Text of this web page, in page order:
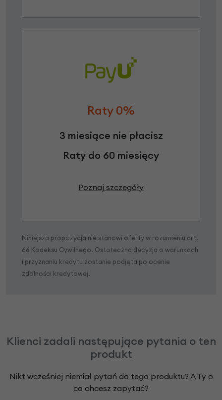
Raty 0%
3 miesiące nie płacisz
Raty do 60 miesięcy
Poznaj szczegóły
Niniejsza propozycja nie stanowi oferty w rozumieniu art.
66 Kodeksu Cywilnego. Ostateczna decyzja o warunkach
i przyznaniu kredytu zostanie podjęta po ocenie
zdolności kredytowej.
Klienci zadali następujące pytania o ten
produkt
Nikt wcześniej niemiał pytań do tego produktu? A Ty o
co chcesz zapytać?